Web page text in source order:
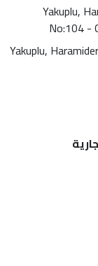
Yakuplu,
No:104 -
Yakuplu,